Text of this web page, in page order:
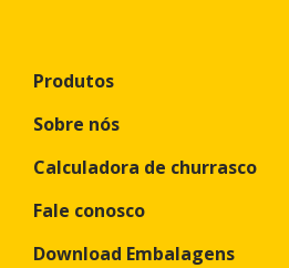
Produtos
Sobre nós
Calculadora de churrasco
Fale conosco
Download Embalagens